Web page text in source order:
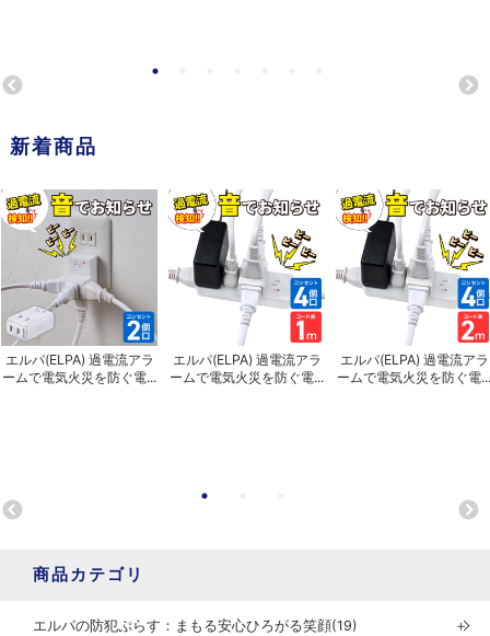
新着商品
エルパ(ELPA) 過電流アラ
ームで電気火災を防ぐ電...
エルパ(ELPA) 過電流アラ
ームで電気火災を防ぐ電...
エルパ(ELPA) 過電流アラ
ームで電気火災を防ぐ電
商品カテゴリ
エルパの防犯ぷらす：まもる安心ひろがる笑顔(19) ＋